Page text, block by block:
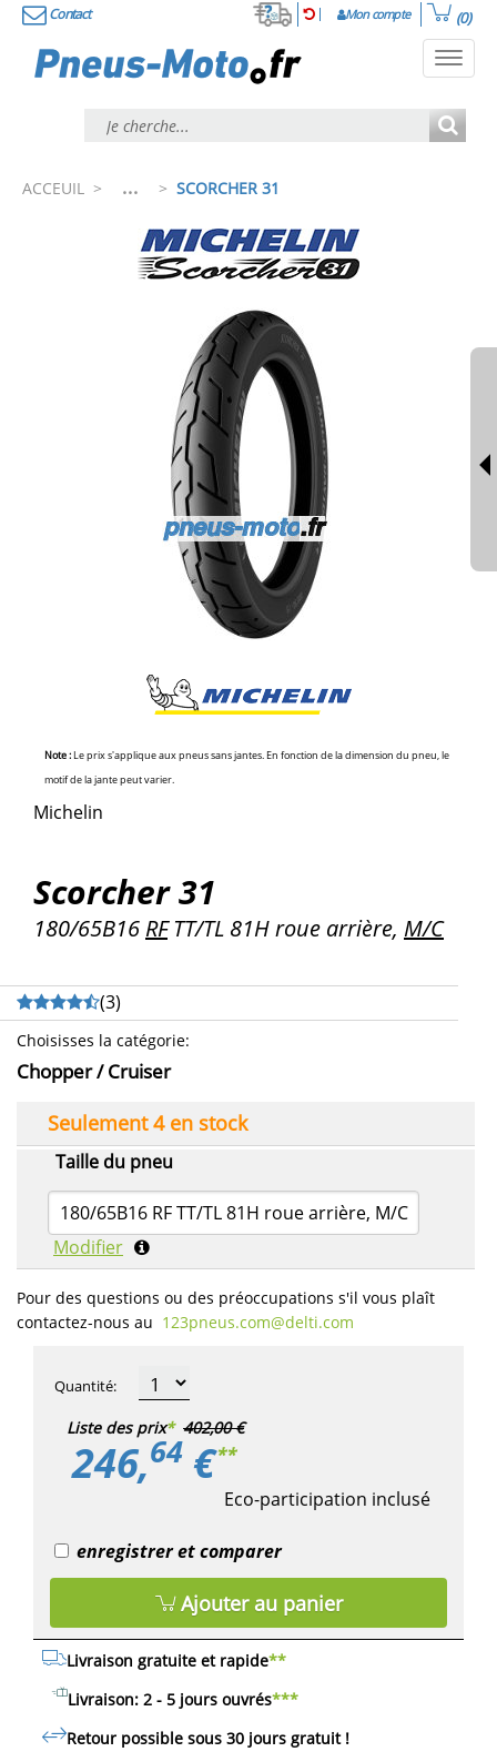
Contact Mon compte (0)
ACCEUIL > ... > SCORCHER 31
Note :Le prix s'applique aux pneus sans jantes. En fonction de la dimension du pneu, le
motif de la jante peut varier.
Michelin
Scorcher 31
180/65B16 RFTT/TL 81H roue arrière, M/C
Choisisses la catégorie:
Chopper / Cruiser
Taille du pneu
180/65B16 RF TT/TL 81H roue arrière, M/C
Modifier
Seulement 4 en stock
(3)
Pour des questions ou des préoccupations s'il vous plaît
contactez-nous au 123pneus.com​@delti.com
Liste des prix* 402,00 €
246,64 €**
Eco-participation inclusé
Livraison gratuite et rapide**
Livraison: 2 - 5 jours ouvrés***
Retour possible sous 30 jours gratuit!
Quantité:
enregistrer et comparer
Ajouter au panier